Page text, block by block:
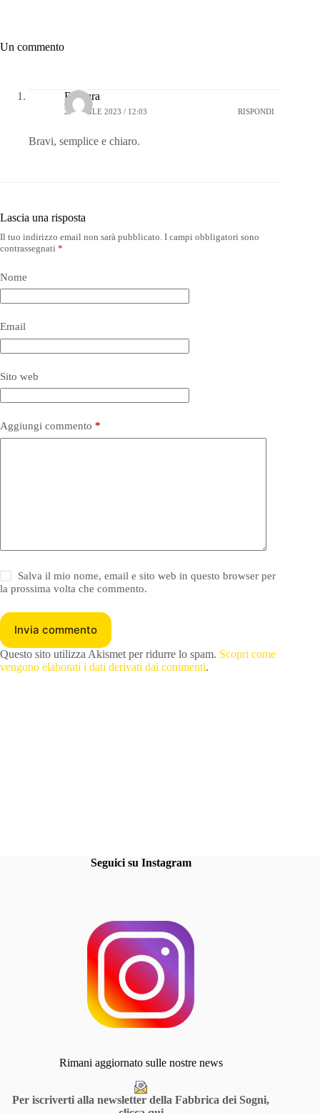
Un commento
Barbara
20 APRILE 2023 / 12:03 RISPONDI
Bravi, semplice e chiaro.
Lascia una risposta
Il tuo indirizzo email non sarà pubblicato. I campi obbligatori sono
contrassegnati *
Nome
Email
Sito web
Aggiungi commento *
Salva il mio nome, email e sito web in questo browser per
la prossima volta che commento.
Invia commento
Questo sito utilizza Akismet per ridurre lo spam. Scopri come
vengono elaborati i dati derivati dai commenti.
Seguici su Instagram
Rimani aggiornato sulle nostre news
Per iscriverti alla newsletter della Fabbrica dei Sogni,